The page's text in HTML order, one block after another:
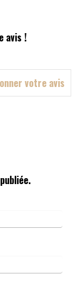
avis !
votre avis